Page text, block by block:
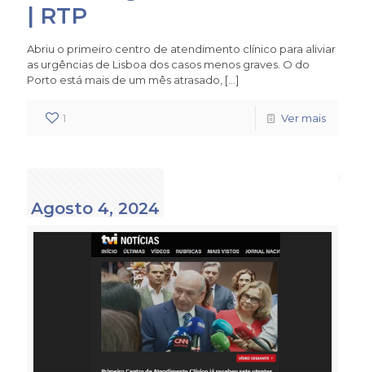
| RTP
Abriu o primeiro centro de atendimento clínico para aliviar
as urgências de Lisboa dos casos menos graves. O do
Porto está mais de um mês atrasado, […]
1 Ver mais
Agosto 4, 2024